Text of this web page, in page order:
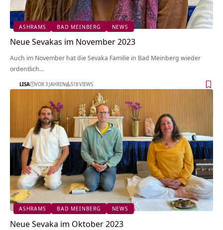
ASHRAMS BAD MEINBERG NEWS
Neue Sevakas im November 2023
Auch im November hat die Sevaka Familie in Bad Meinberg wieder
ordentlich…
LISA VOR 3 JAHREN 518 VIEWS
ASHRAMS BAD MEINBERG NEWS
Neue Sevaka im Oktober 2023